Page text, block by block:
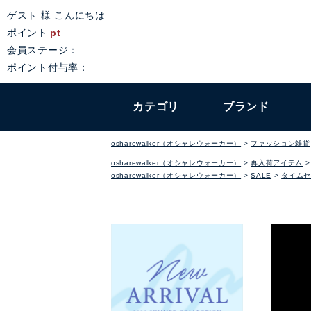
ゲスト 様 こんにちは
ポイント pt
会員ステージ：
ポイント付与率：
カテゴリ ブランド
osharewalker（オシャレウォーカー） ファッション雑貨
osharewalker（オシャレウォーカー）
再入荷アイテム
osharewalker（オシャレウォーカー）
SALE タイム